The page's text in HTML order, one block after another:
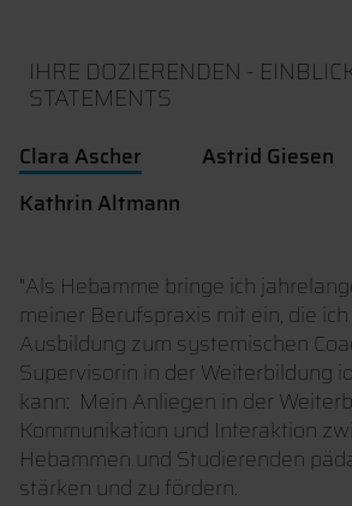
IHRE DOZIERENDEN -
STATEMENTS
Clara Ascher
Astrid Giesen
Kathrin Altmann
"Als Hebamme bringe ich
meiner Berufspraxis mit ein, die
Ausbildung zum systemischen
Supervisorin in der Weiterbildung
kann: Mein Anliegen in der
Kommunikation und Interaktion
Hebammen und Studierenden
stärken und zu fördern.